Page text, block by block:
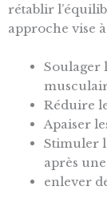
rétablir
approche vise à
Soulager
Réduire
Apaiser
Stimuler
après
enlever